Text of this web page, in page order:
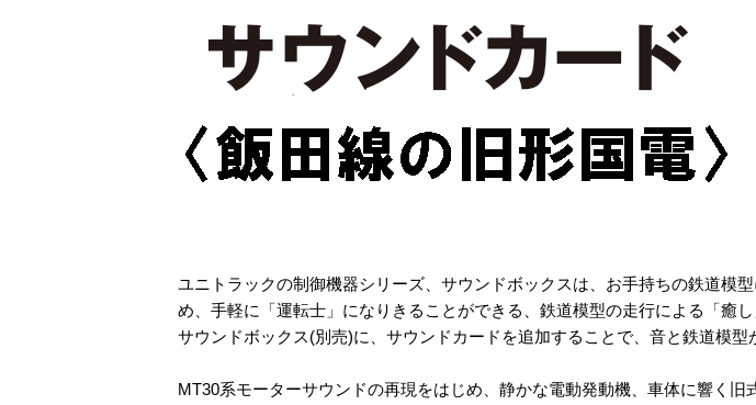
ユニトラックの制御機器シリーズ、サウンドボックスは、お手持ちの鉄道模
め、手軽に「運転士」になりきることができる、鉄道模型の走行による「癒
サウンドボックス(別売)に、サウンドカードを追加することで、音と鉄道模
MT30系モーターサウンドの再現をはじめ、静かな電動発動機、車体に響く